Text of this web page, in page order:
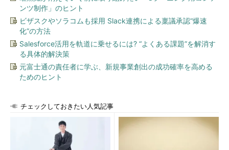
ンツ制作」のヒント
ビザスクやソラコムも採用 Slack連携による稟議承認“爆速
化”の方法
Salesforce活用を軌道に乗せるには? “よくある課題”を解消す
る具体的解決策
元富士通の責任者に学ぶ、新規事業創出の成功確率を高める
ためのヒント
チェックしておきたい人気記事